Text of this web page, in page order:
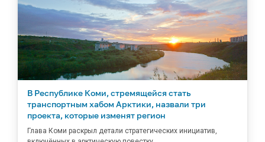
В Республике Коми, стремящейся стать
транспортным хабом Арктики, назвали три
проекта, которые изменят регион
Глава Коми раскрыл детали стратегических инициатив,